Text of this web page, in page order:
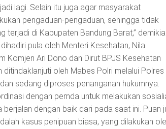
lagi. Selain itu juga agar masyarakat
pengaduan-pengaduan, sehingga tidak
terjadi di Kabupaten Bandung Barat,”
pula oleh Menteri Kesehatan, Nila
Komjen Ari Dono dan Dirut BPJS Kesehatan
oleh Mabes Polri melalui Polres
sedang diproses penanganan hukumnya.
dengan pemda untuk melakukan
dengan baik dari pada saat ini. Puan
kasus penipuan biasa, yang dilakukan